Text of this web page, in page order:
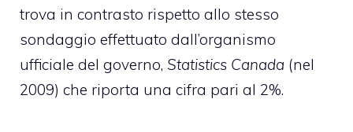
trova in contrasto rispetto allo stesso
sondaggio effettuato dall’organismo
ufficiale del governo, Statistics Canada (nel
2009) che riporta una cifra pari al 2%.